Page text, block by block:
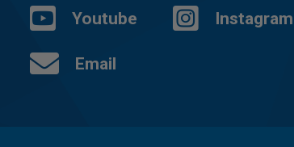
Youtube Instagram
Email